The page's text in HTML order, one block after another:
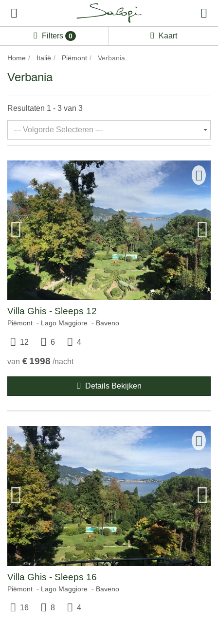
Filters 0 Kaart
Home Italië Piëmont Verbania
Verbania
Resultaten 1 - 3 van 3
--- Volgorde Selecteren ---
Villa Ghis - Sleeps 12
Piëmont Lago Maggiore Baveno
12 6 4
van € 1998 /nacht
Details Bekijken
Villa Ghis - Sleeps 16
Piëmont Lago Maggiore Baveno
16 8 4